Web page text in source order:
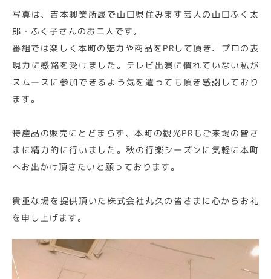
写真は、吉本興業所属で山口県住みます芸人の山口ふく太
郎・ふく子さんのお二人です。
番組では楽しく本町の魅力や商品をPRして頂き、プロの表
現力に感銘を受けました。テレビ出演に慣れていない私が
スムースに参加できるよう気を遣っても頂き感謝しており
ます。
特産品の販売にとどまらず、本町の観光PRもご来場の皆さ
まに精力的に行いました。秋の行楽シーズンに気軽に本町
へお出かけ頂きたいと願っております。
貴重な場を提供頂いた株式会社丸久の皆さまに心からお礼
を申し上げます。